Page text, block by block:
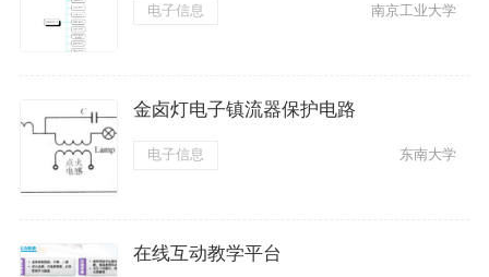
电子信息 南京工业大学
金卤灯电子镇流器保护电路
电子信息 东南大学
在线互动教学平台